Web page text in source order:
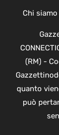
Chi siamo
(RM) -
quanto
può